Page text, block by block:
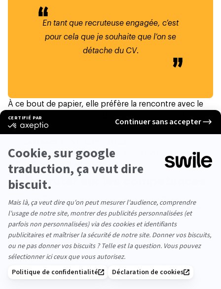
En tant que recruteuse engagée, c’est
pour cela que je souhaite que l’on se
détache du CV.
À ce bout de papier, elle préfère la rencontre avec le
candidat qui est souvent bien plus révélatrice de son
potentiel.
Leadership Situationnel : Définition, Modèle d'Hersey-
Blanchard, Applications et Limites
💡Recruter sur les compétences
chaudes. Mais il arrive que certaines sautent le pas à
l’image de
Thalès
qui a opté pour une salve de
recrutements sur compétences. Pourquoi ? Tout
simplement car l’entreprise n’arrivait pas à embaucher
de nouveaux techniciens.
CV ni de lettre de motivation. Les candidats ont été